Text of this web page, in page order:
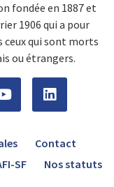
fondée en 1887 et
1906 qui a pour
qui sont morts
ou étrangers.
Contact
SF Nos statuts